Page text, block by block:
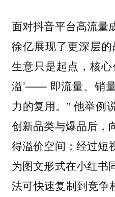
面对抖音平台高流量
徐亿展现了更深层
生意只是起点，核
溢’—— 即流量、销
力的复用。” 他举例
创新品类与爆品后，
得溢价空间；经过短
为图文形式在小红书
法可快速复制到竞争